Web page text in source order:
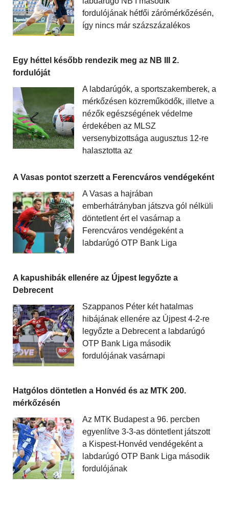
fordulójának hétfői zárómérkőzésén,
így nincs már százszázalékos
Egy héttel később rendezik meg az NB III 2.
fordulóját
A labdarúgók, a sportszakemberek, a
mérkőzésen közreműködők, illetve a
nézők egészségének védelme
érdekében az MLSZ
versenybizottsága augusztus 12-re
halasztotta az
A Vasas pontot szerzett a Ferencváros vendégeként
A Vasas a hajrában
emberhátrányban játszva gól nélküli
döntetlent ért el vasárnap a
Ferencváros vendégeként a
labdarúgó OTP Bank Liga
A kapushibák ellenére az Újpest legyőzte a
Debrecent
Szappanos Péter két hatalmas
hibájának ellenére az Újpest 4-2-re
legyőzte a Debrecent a labdarúgó
OTP Bank Liga második
fordulójának vasárnapi
Hatgólos döntetlen a Honvéd és az MTK 200.
mérkőzésén
Az MTK Budapest a 96. percben
egyenlítve 3-3-as döntetlent játszott
a Kispest-Honvéd vendégeként a
labdarúgó OTP Bank Liga második
fordulójának